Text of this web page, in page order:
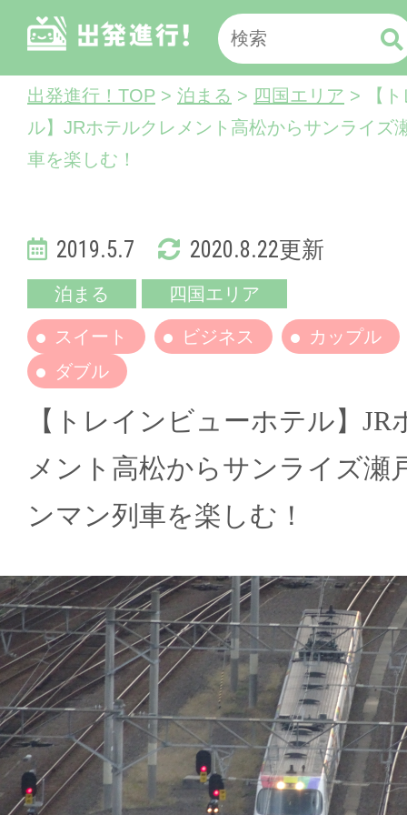
出発進行！TOP > 泊まる > 四国エリア > 【
ル】JRホテルクレメント高松からサンライズ
車を楽しむ！
2019.5.7 2020.8.22更新
泊まる 四国エリア
スイート ビジネス
カップル
ダブル
【トレインビューホテル】JR
メント高松からサンライズ瀬
ンマン列車を楽しむ！